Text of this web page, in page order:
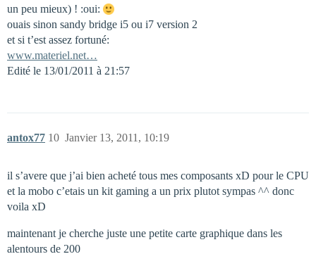
un peu mieux) ! :oui:
ouais sinon sandy bridge i5 ou i7 version 2
et si t’est assez fortuné:
www.materiel.net…
Edité le 13/01/2011 à 21:57
antox77 Janvier 13, 2011, 10:19
10
il s’avere que j’ai bien acheté tous mes composants xD pour le CPU
et la mobo c’etais un kit gaming a un prix plutot sympas ^^ donc
voila xD
maintenant je cherche juste une petite carte graphique dans les
alentours de 200 